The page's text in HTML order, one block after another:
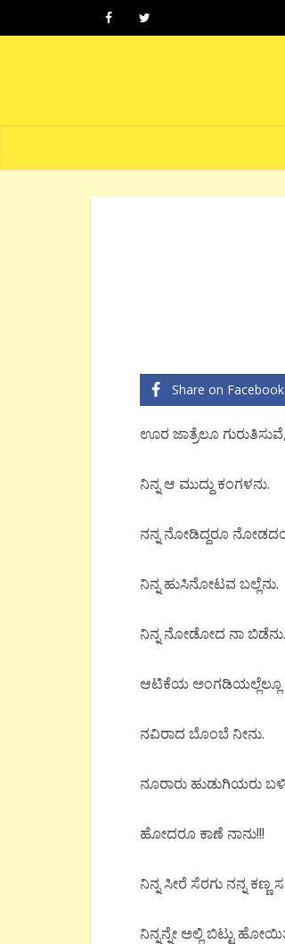
Share on Facebook
ಊರ ಜಾತ್ರೆಲೂ ಗುರುತಿಸುವೆ,
ನಿನ್ನ ಆ ಮುದ್ದು ಕಂಗಳನು.
ನನ್ನ ನೋಡಿದ್ದರೂ
ನಿನ್ನ ಹುಸಿನೋಟವ ಬಲ್ಲೆನು.
ನಿನ್ನ ನೋಡೋದ ನಾ
ಆಟಿಕೆಯ ಅಂಗಡಿಯಲ್ಲೆಲ್ಲೂ
ನವಿರಾದ ಬೊಂಬೆ ನೀನು.
ನೂರಾರು ಹುಡುಗಿಯರು
ಹೋದರೂ ಕಾಣೆ ನಾನು!!!
ನಿನ್ನ ಸೀರೆ ಸೆರಗು ನನ್ನ ಕಣ್ಣ
ನಿನ್ನನ್ನೇ ಅಲ್ಲಿ ಬಿಟ್ಟು